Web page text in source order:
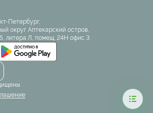
Петербург,
округ Аптекарский остров,
литера Л, помещ. 24Н офис 3